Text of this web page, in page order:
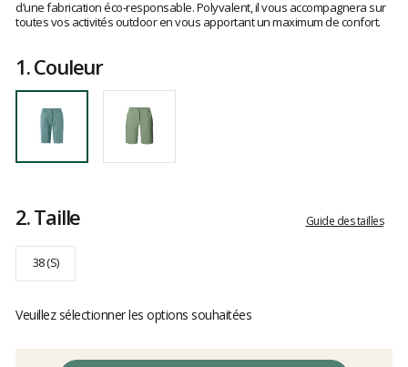
sur
d’une fabrication éco-responsable. Polyvalent, il vous accompagnera sur
toutes vos activités outdoor en vous apportant un maximum de confort.
1.Couleur
2.Taille Guide des tailles
38 (S)
Veuillez sélectionner les options souhaitées